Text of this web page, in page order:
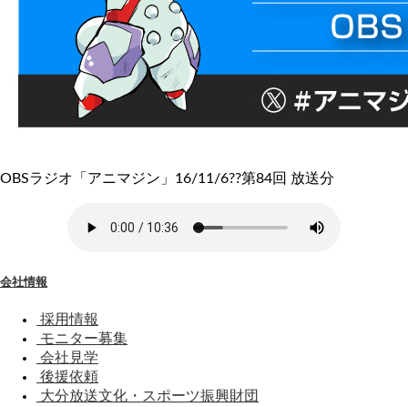
OBSラジオ「アニマジン」16/11/6??第84回 放送分
会社情報
採用情報
モニター募集
会社見学
後援依頼
大分放送文化・スポーツ振興財団